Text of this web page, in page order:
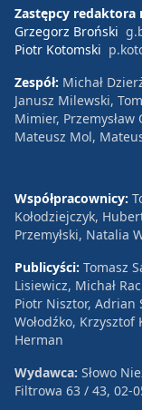
Zastępcy redaktora
Grzegorz Broński
Piotr Kotomski
Zespół: Michał
Janusz Milewski,
Mimier,
Mateusz Mol,
Współpracownicy:
Kołodziejczyk,
Przemyłski, Natalia
Publicyści: Tomasz
Lisiewicz, Michał
Piotr Nisztor, Adrian
Wołodźko,
Herman
Wydawca: Słowo
Filtrowa 63 / 43, 02-